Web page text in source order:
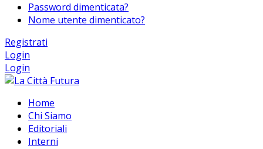
Password dimenticata?
Nome utente dimenticato?
Registrati
Login
Login
Home
Chi Siamo
Editoriali
Interni